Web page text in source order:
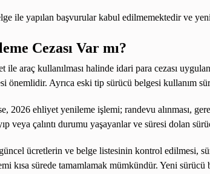
ile yapılan başvurular kabul edilmemektedir ve
Cezası Var mı?
ile araç kullanılması halinde idari para cezası
önemlidir. Ayrıca eski tip sürücü belgesi kullanım
2026 ehliyet yenileme işlemi; randevu alınması,
veya çalıntı durumu yaşayanlar ve süresi dolan
ücretlerin ve belge listesinin kontrol edilmesi,
kısa sürede tamamlamak mümkündür. Yeni